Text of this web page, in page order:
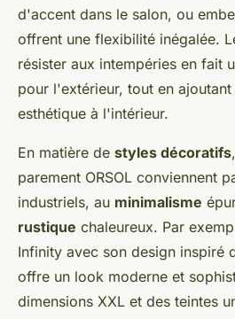
d'accent dans le salon, ou
offrent une flexibilité inégalée.
résister aux intempéries en fait
pour l'extérieur, tout en
esthétique à l'intérieur.
En matière de styles décoratifs
parement ORSOL conviennent
industriels, au minimalisme
rustique chaleureux. Par
Infinity avec son design inspiré
offre un look moderne et
dimensions XXL et des teintes